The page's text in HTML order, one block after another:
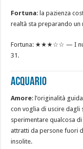
Fortuna: la pazienza
realtà sta preparando
Fortuna: ★★★☆☆ — I
31.
ACQUARIO
Amore: l’originalità
con voglia di uscire dagli
sperimentare qualcosa
attratti da persone fuori
insolite.